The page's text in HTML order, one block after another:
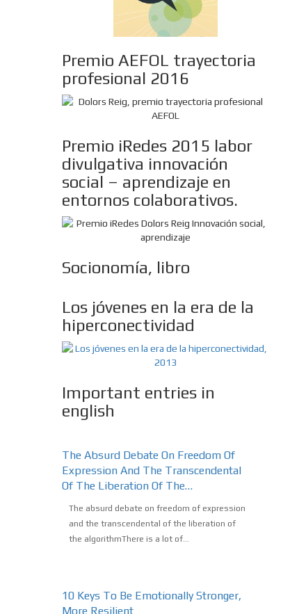
Premio AEFOL trayectoria
profesional 2016
Premio iRedes 2015 labor
divulgativa innovación
social – aprendizaje en
entornos colaborativos.
Socionomía, libro
Los jóvenes en la era de la
hiperconectividad
Important entries in
english
The Absurd Debate On Freedom Of
Expression And The Transcendental
Of The Liberation Of The…
The absurd debate on freedom of expression
and the transcendental of the liberation of
the algorithmThere is a lot of...
10 Keys To Be Emotionally Stronger,
More Resilient